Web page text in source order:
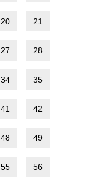
20 21
27 28
34 35
41 42
48 49
55 56